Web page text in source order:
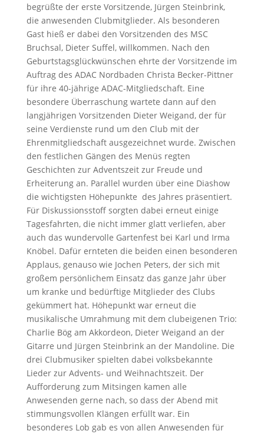
begrüßte der erste Vorsitzende, Jürgen Steinbrink,
die anwesenden Clubmitglieder. Als besonderen
Gast hieß er dabei den Vorsitzenden des MSC
Bruchsal, Dieter Suffel, willkommen. Nach den
Geburtstagsglückwünschen ehrte der Vorsitzende im
Auftrag des ADAC Nordbaden Christa Becker-Pittner
für ihre 40-jährige ADAC-Mitgliedschaft. Eine
besondere Überraschung wartete dann auf den
langjährigen Vorsitzenden Dieter Weigand, der für
seine Verdienste rund um den Club mit der
Ehrenmitgliedschaft ausgezeichnet wurde. Zwischen
den festlichen Gängen des Menüs regten
Geschichten zur Adventszeit zur Freude und
Erheiterung an. Parallel wurden über eine Diashow
die wichtigsten Höhepunkte des Jahres präsentiert.
Für Diskussionsstoff sorgten dabei erneut einige
Tagesfahrten, die nicht immer glatt verliefen, aber
auch das wundervolle Gartenfest bei Karl und Irma
Knöbel. Dafür ernteten die beiden einen besonderen
Applaus, genauso wie Jochen Peters, der sich mit
großem persönlichem Einsatz das ganze Jahr über
um kranke und bedürftige Mitglieder des Clubs
gekümmert hat. Höhepunkt war erneut die
musikalische Umrahmung mit dem clubeigenen Trio:
Charlie Bög am Akkordeon, Dieter Weigand an der
Gitarre und Jürgen Steinbrink an der Mandoline. Die
drei Clubmusiker spielten dabei volksbekannte
Lieder zur Advents- und Weihnachtszeit. Der
Aufforderung zum Mitsingen kamen alle
Anwesenden gerne nach, so dass der Abend mit
stimmungsvollen Klängen erfüllt war. Ein
besonderes Lob gab es von allen Anwesenden für